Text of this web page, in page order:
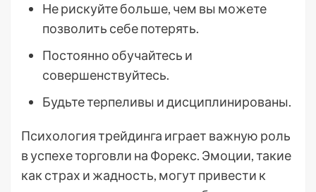
Не рискуйте больше, чем вы можете
позволить себе потерять.
Постоянно обучайтесь и
совершенствуйтесь.
Будьте терпеливы и дисциплинированы.
Психология трейдинга играет важную роль
в успехе торговли на Форекс. Эмоции, такие
как страх и жадность, могут привести к